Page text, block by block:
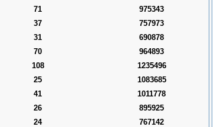
71
975343
37
757973
31
690878
70
964893
108
1235496
25
1083685
41
1011778
26
895925
24
767142